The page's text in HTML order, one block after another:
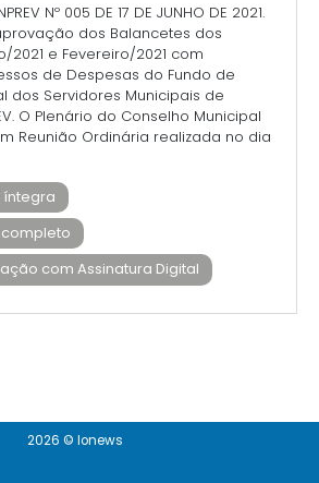
Nº 005 DE 17 DE JUNHO DE 2021.
dos Balancetes dos
2021 e Fevereiro/2021 com
de Despesas do Fundo de
dos Servidores Municipais de
O Plenário do Conselho Municipal
Reunião Ordinária realizada no dia
íntegra
com Assinatura Digital
2026 © Ionews